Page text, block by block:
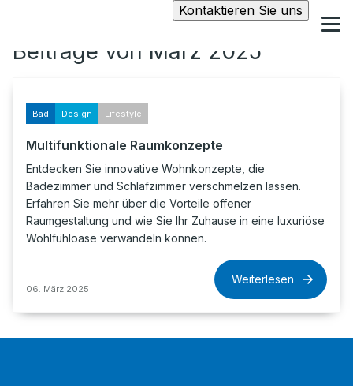
Kontaktieren Sie uns
Beiträge von März 2025
Bad Design Lifestyle
Multifunktionale Raumkonzepte
Entdecken Sie innovative Wohnkonzepte, die
Badezimmer und Schlafzimmer verschmelzen lassen.
Erfahren Sie mehr über die Vorteile offener
Raumgestaltung und wie Sie Ihr Zuhause in eine luxuriöse
Wohlfühloase verwandeln können.
06. März 2025
Weiterlesen